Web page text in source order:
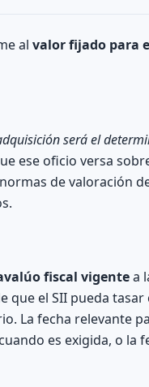
al valor fijado para
será el
ese oficio versa
de valoración
fiscal vigentea
que el SII pueda tasar
La fecha relevante
es exigida, o la